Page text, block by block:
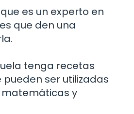
es un experto en
que den una
tenga recetas
ser utilizadas
y